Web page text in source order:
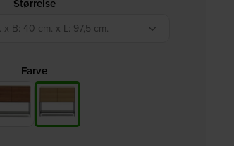
Størrelse
x B: 40 cm. x L: 97,5 cm.
Farve